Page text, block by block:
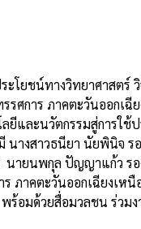
โยชน์ทางวิทยาศาสตร์
ศการ ภาคตะวันออกเ
ยีและนวัตกรรมสู่การใ
างสาวธนียา นัยพินิจ ร
ายนพกุล ปัญญาแก้ว ร
ภาคตะวันออกเฉียงเ
มด้วยสื่อมวลชน ร่วม